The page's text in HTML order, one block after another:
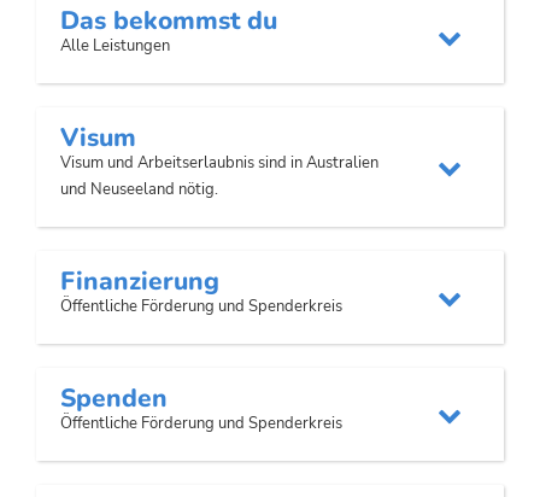
Das bekommst du
Alle Leistungen 
Visum
Visum und Arbeitserlaubnis sind in Australien
und Neuseeland nötig.

Finanzierung
Öffentliche Förderung und Spenderkreis 
Spenden
Öffentliche Förderung und Spenderkreis 